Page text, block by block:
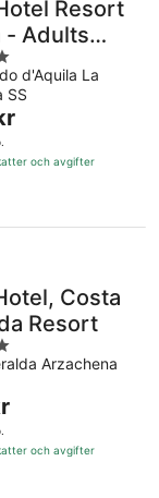
Resort
- Adults
d'Aquila La
SS
och avgifter
Costa
Resort
Arzachena
och avgifter